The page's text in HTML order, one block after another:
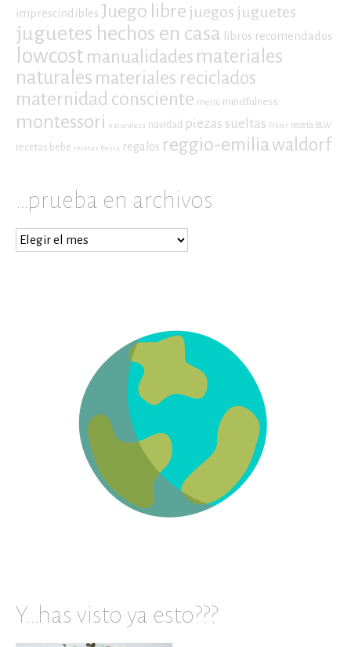
imprescindibles Juego librejuegosjuguetes
juguetes hechos en casa libros recomendados
lowcost manualidades materiales
naturales materiales reciclados
maternidad consciente menú mindfulness
montessori naturaleza navidad piezas sueltas Pikler receta BLW
recetas bebe recetas fiesta regalos reggio-emilia waldorf
…prueba en archivos
…
Y…has visto ya esto???